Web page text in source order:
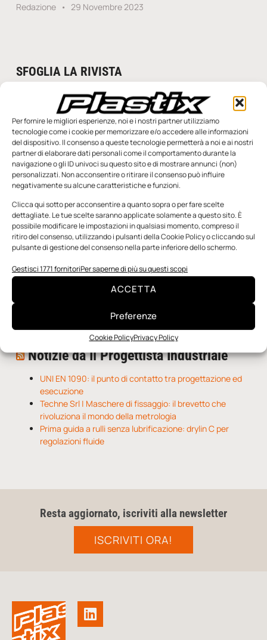
Per fornire le migliori esperienze, noi e i nostri partner utilizziamo
tecnologie come i cookie per memorizzare e/o accedere alle informazioni
del dispositivo. Il consenso a queste tecnologie permetterà a noi e ai nostri
partner di elaborare dati personali come il comportamento durante la
navigazione o gli ID univoci su questo sito e di mostrare annunci (non)
personalizzati. Non acconsentire o ritirare il consenso può influire
negativamente su alcune caratteristiche e funzioni.
Clicca qui sotto per acconsentire a quanto sopra o per fare scelte
dettagliate. Le tue scelte saranno applicate solamente a questo sito. È
possibile modificare le impostazioni in qualsiasi momento, compreso il
ritiro del consenso, utilizzando i pulsanti della Cookie Policy o cliccando sul
pulsante di gestione del consenso nella parte inferiore dello schermo.
Gestisci 1771 fornitoriPer saperne di più su questi scopi
ACCETTA
Preferenze
Cookie PolicyPrivacy Policy
Redazione 29 Novembre 2023
SFOGLIA LA RIVISTA
n.5 - Giugno 2026 n.4 - Maggio 2026
Edicola Web
Notizie da Meccanicanews
I nanonastri di grafene come potenziali sensori per i
Una nuova mano robotica passa da una pinza all’altra
O-Ring, tecnica e applicazioni
Notizie da Il Progettista Industriale
UNI EN 1090: il punto di contatto tra progettazione ed
esecuzione
Techne Srl | Maschere di fissaggio: il brevetto che
rivoluziona il mondo della metrologia
Prima guida a rulli senza lubrificazione: drylin C per
regolazioni fluide
Resta aggiornato, iscriviti alla newsletter
ISCRIVITI ORA!